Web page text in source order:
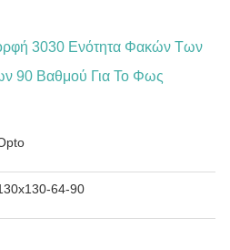
3030 Ενότητα Φακών Των
90 Βαθμού Για Το Φως
64-90